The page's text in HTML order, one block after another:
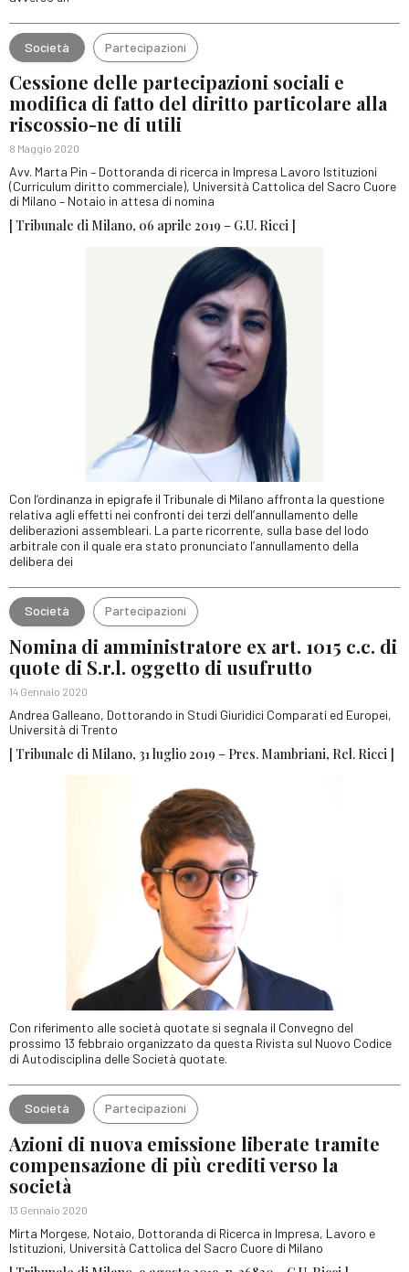
Società Partecipazioni
Cessione delle partecipazioni sociali e
modifica di fatto del diritto particolare alla
riscossio-ne di utili
8 Maggio 2020
Avv. Marta Pin – Dottoranda di ricerca in Impresa Lavoro Istituzioni
(Curriculum diritto commerciale), Università Cattolica del Sacro Cuore
di Milano – Notaio in attesa di nomina
[ Tribunale di Milano, 06 aprile 2019 – G.U. Ricci ]
Con l’ordinanza in epigrafe il Tribunale di Milano affronta la questione
relativa agli effetti nei confronti dei terzi dell’annullamento delle
deliberazioni assembleari. La parte ricorrente, sulla base del lodo
arbitrale con il quale era stato pronunciato l’annullamento della
delibera dei
Società Partecipazioni
Nomina di amministratore ex art. 1015 c.c. di
quote di S.r.l. oggetto di usufrutto
14 Gennaio 2020
Andrea Galleano, Dottorando in Studi Giuridici Comparati ed Europei,
Università di Trento
[ Tribunale di Milano, 31 luglio 2019 – Pres. Mambriani, Rel. Ricci ]
Con riferimento alle società quotate si segnala il Convegno del
prossimo 13 febbraio organizzato da questa Rivista sul Nuovo Codice
di Autodisciplina delle Società quotate.
Società Partecipazioni
Azioni di nuova emissione liberate tramite
compensazione di più crediti verso la
società
13 Gennaio 2020
Mirta Morgese, Notaio, Dottoranda di Ricerca in Impresa, Lavoro e
Istituzioni, Università Cattolica del Sacro Cuore di Milano